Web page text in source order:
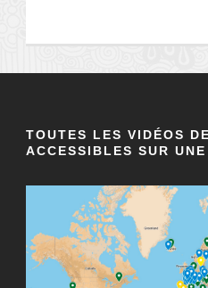
TOUTES LES VIDÉOS
ACCESSIBLES SUR